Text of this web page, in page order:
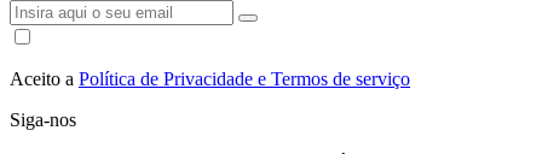
Aceito a Política de Privacidade e Termos de serviço
Siga-nos